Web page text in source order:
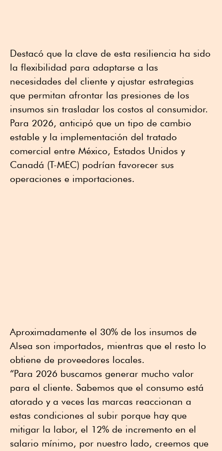
Destacó que la clave de esta resiliencia ha sido
la flexibilidad para adaptarse a las
necesidades del cliente y ajustar estrategias
que permitan afrontar las presiones de los
insumos sin trasladar los costos al consumidor.
Para 2026, anticipó que un tipo de cambio
estable y la implementación del tratado
comercial entre México, Estados Unidos y
Canadá (T-MEC) podrían favorecer sus
operaciones e importaciones.
Aproximadamente el 30% de los insumos de
Alsea son importados, mientras que el resto lo
obtiene de proveedores locales.
“Para 2026 buscamos generar mucho valor
para el cliente. Sabemos que el consumo está
atorado y a veces las marcas reaccionan a
estas condiciones al subir porque hay que
mitigar la labor, el 12% de incremento en el
salario mínimo, por nuestro lado, creemos que